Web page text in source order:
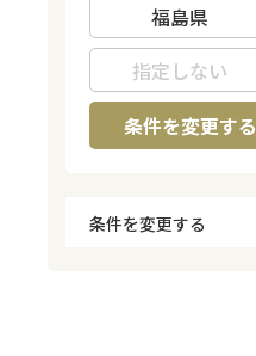
福島県
指定しない
条件を変更する
条件を変更する